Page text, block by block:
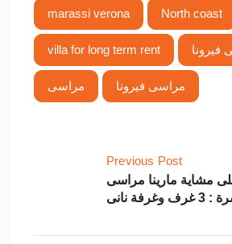
marassi verona North coast
villa for long term rent فيرونا
مراسى مراسى فيرونا
Previous Post
مشاية مارينا مراسى
وغرفة نانى